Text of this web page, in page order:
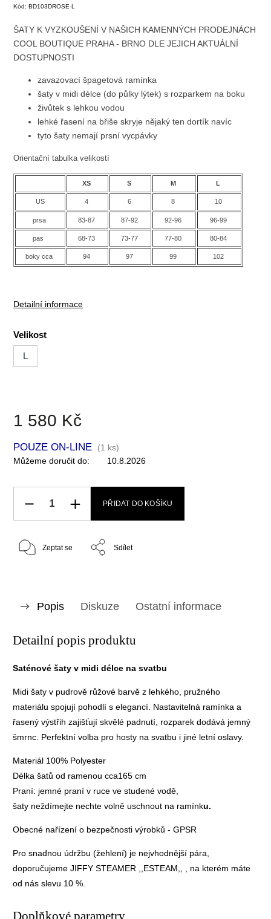
Kód: BD103DROSE-L
ŠATY K VYZKOUŠENÍ V NAŠICH KAMENNÝCH PRODEJNÁCH
COOL BOUTIQUE PRAHA - BRNO DLE JEJICH AKTUÁLNÍ
DOSTUPNOSTI
zavazovací špagetová ramínka
šaty v midi délce (do půlky lýtek) s rozparkem na boku
živůtek s lehkou vodou
lehké řasení na břiše skryje nějaký ten dortík navíc
tyto šaty nemají prsní vycpávky
Orientační tabulka velikostí
XS S M L
US 4 6 8 10
prsa 83-87 87-92 92-96 96-99
pas 68-73 73-77 77-80 80-84
boky cca 94 97 99 102
Detailní informace
Velikost
L
1 580 Kč
POUZE ON-LINE (1 ks)
Můžeme doručit do:
10.8.2026
PŘIDAT DO KOŠÍKU
Zeptat se Sdílet
Popis Diskuze Ostatní informace
Detailní popis produktu
Saténové šaty v midi délce na svatbu
Midi šaty v pudrově růžové barvě z lehkého, pružného
materiálu spojují pohodlí s elegancí. Nastavitelná ramínka a
řasený výstřih zajišťují skvělé padnutí, rozparek dodává jemný
šmrnc. Perfektní volba pro hosty na svatbu i jiné letní oslavy.
Materiál 100% Polyester
Délka šatů od ramenou cca165 cm
Praní: jemné praní v ruce ve studené vodě,
šaty neždímejte nechte volně uschnout na ramínku.
Obecné nařízení o bezpečnosti výrobků - GPSR
Pro snadnou údržbu (žehlení) je nejvhodnější pára,
doporučujemeJIFFY STEAMER ,,ESTEAM,,
, na kterém máte
od nás slevu 10 %.
Doplňkové parametry